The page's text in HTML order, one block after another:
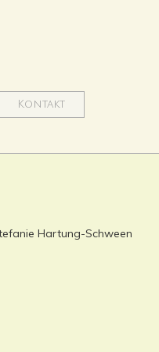
Kontakt
Hartung-Schween